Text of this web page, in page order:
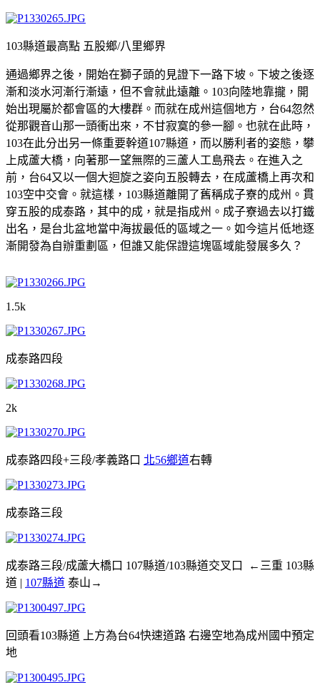
103縣道最高點 五股鄉/八里鄉界
通過鄉界之後，開始在獅子頭的見證下一路下坡。下坡之後逐
漸和淡水河漸行漸遠，但不會就此遠離。103向陸地靠攏，開
始出現屬於都會區的大樓群。而就在成州這個地方，台64忽然
從那觀音山那一頭衝出來，不甘寂寞的參一腳。也就在此時，
103在此分出另一條重要幹道107縣道，而以勝利者的姿態，攀
上成蘆大橋，向著那一望無際的三蘆人工島飛去。在進入之
前，台64又以一個大迴旋之姿向五股轉去，在成蘆橋上再次和
103空中交會。就這樣，103縣道離開了舊稱成子寮的成州。貫
穿五股的成泰路，其中的成，就是指成州。成子寮過去以打鐵
出名，是台北盆地當中海拔最低的區域之一。如今這片低地逐
漸開發為自辦重劃區，但誰又能保證這塊區域能發展多久？
1.5k
成泰路四段
2k
成泰路四段+三段/孝義路口 北56鄉道右轉
成泰路三段
成泰路三段/成蘆大橋口 107縣道/103縣道交叉口 ←三重 103縣
道 | 107縣道 泰山→
回頭看103縣道 上方為台64快速道路 右邊空地為成州國中預定
地